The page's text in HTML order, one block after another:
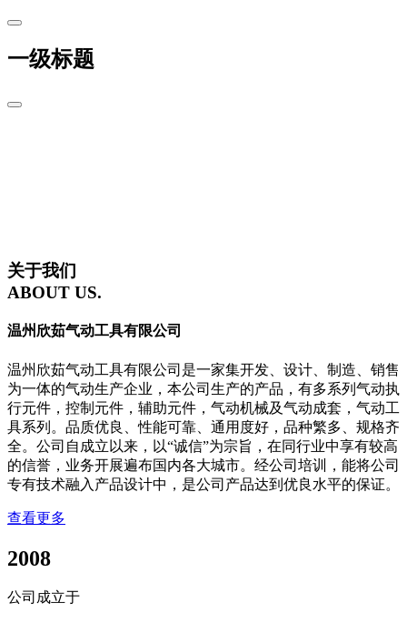
一级标题
关于我们
ABOUT US.
温州欣茹气动工具有限公司
温州欣茹气动工具有限公司是一家集开发、设计、制造、销售
为一体的气动生产企业，本公司生产的产品，有多系列气动执
行元件，控制元件，辅助元件，气动机械及气动成套，气动工
具系列。品质优良、性能可靠、通用度好，品种繁多、规格齐
全。公司自成立以来，以“诚信”为宗旨，在同行业中享有较高
的信誉，业务开展遍布国内各大城市。经公司培训，能将公司
专有技术融入产品设计中，是公司产品达到优良水平的保证。
查看更多
2008
公司成立于